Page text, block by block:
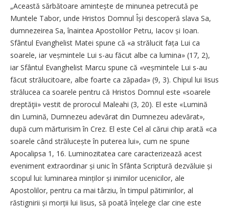
„Această sărbătoare amintește de minunea petrecută pe
Muntele Tabor, unde Hristos Domnul Își descoperă slava Sa,
dumnezeirea Sa, înaintea Apostolilor Petru, Iacov și Ioan.
Sfântul Evanghelist Matei spune că «a strălucit fața Lui ca
soarele, iar veșmintele Lui s-au făcut albe ca lumina» (17, 2),
iar Sfântul Evanghelist Marcu spune că «veșmintele Lui s-au
făcut strălucitoare, albe foarte ca zăpada» (9, 3). Chipul lui Iisus
strălucea ca soarele pentru că Hristos Domnul este «soarele
dreptăţii» vestit de prorocul Maleahi (3, 20). El este «Lumină
din Lumină, Dumnezeu adevărat din Dumnezeu adevărat»,
după cum mărturisim în Crez. El este Cel al cărui chip arată «ca
soarele când strălucește în puterea lui», cum ne spune
Apocalipsa 1, 16. Luminozitatea care caracterizează acest
eveniment extraordinar și unic în Sfânta Scriptură dezvăluie și
scopul lui: luminarea minților și inimilor ucenicilor, ale
Apostolilor, pentru ca mai târziu, în timpul pătimirilor, al
răstignirii și morții lui Iisus, să poată înțelege clar cine este